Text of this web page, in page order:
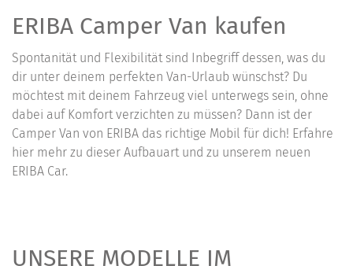
ERIBA Camper Van kaufen
Spontanität und Flexibilität sind Inbegriff dessen, was du
dir unter deinem perfekten Van-Urlaub wünschst? Du
möchtest mit deinem Fahrzeug viel unterwegs sein, ohne
dabei auf Komfort verzichten zu müssen? Dann ist der
Camper Van von ERIBA das richtige Mobil für dich! Erfahre
hier mehr zu dieser Aufbauart und zu unserem neuen
ERIBA Car.
UNSERE MODELLE IM